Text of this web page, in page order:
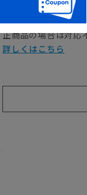
注文画面でお急ぎ発
さらにメルマガ会員
正商品の場合は対応
詳しくはこちら